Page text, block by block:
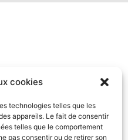
cookies
technologies telles que les
appareils. Le fait de consentir
telles que le comportement
pas consentir ou de retirer son